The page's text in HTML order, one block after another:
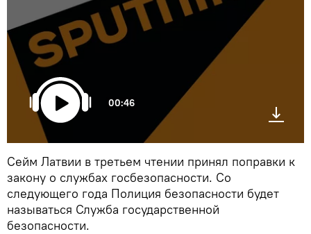
00:46
Сейм Латвии в третьем чтении принял поправки к
закону о службах госбезопасности. Со
следующего года Полиция безопасности будет
называться Служба государственной
безопасности.